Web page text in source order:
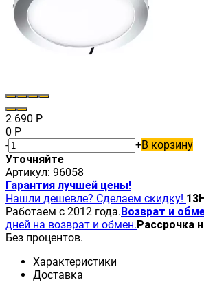
2 690 Р
0 Р
-
+В корзину
Уточняйте
Артикул: 96058
Гарантия лучшей цены!
Нашли дешевле? Сделаем скидку! 13
Работаем с 2012 года.Возврат и
дней на возврат и обмен.Рассрочка
Без процентов.
Характеристики
Доставка